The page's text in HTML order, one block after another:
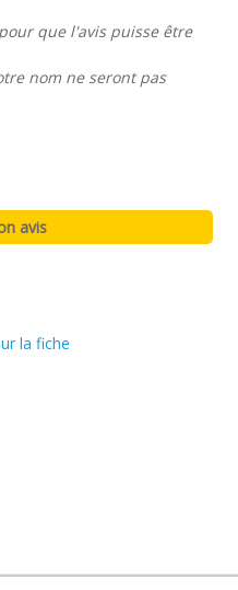
que l'avis puisse être
nom ne seront pas
la fiche